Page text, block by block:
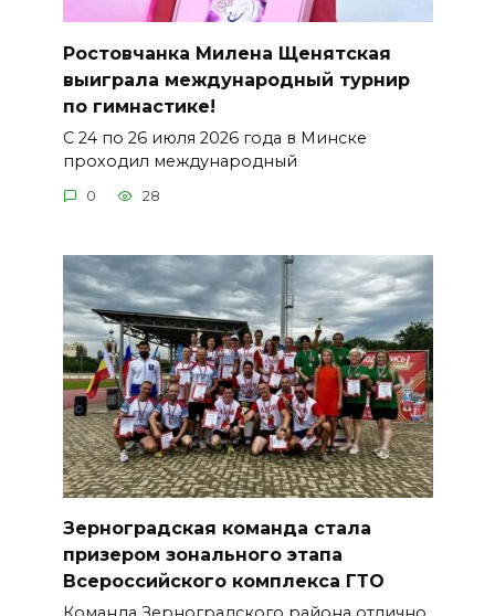
Ростовчанка Милена Щенятская
выиграла международный турнир
по гимнастике!
С 24 по 26 июля 2026 года в Минске
проходил международный
0 28
Зерноградская команда стала
призером зонального этапа
Всероссийского комплекса ГТО